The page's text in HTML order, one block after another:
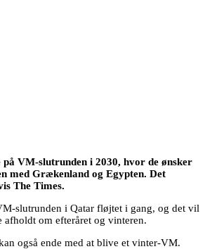
VM-slutrunden i 2030, hvor de ønsker
med Grækenland og Egypten. Det
The Times.
slutrunden i Qatar fløjtet i gang, og det vil
om efteråret og vinteren.
også ende med at blive et vinter-VM.